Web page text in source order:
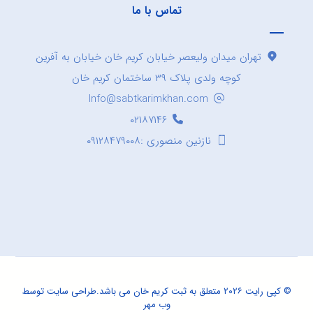
تماس با ما
تهران میدان ولیعصر خیابان کریم خان خیابان به آفرین
کوچه ولدی پلاک ۳۹ ساختمان کریم خان
Info@sabtkarimkhan.com
۰۲۱۸۷۱۴۶
نازنین منصوری :۰۹۱۲۸۴۷۹۰۰۸
© کپی رایت ۲۰۲۶ متعلق به ثبت کریم خان می باشد. طراحی سایتتوسط
وب مهر